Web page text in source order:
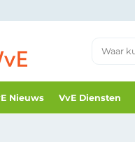
Nieuws VvE Diensten